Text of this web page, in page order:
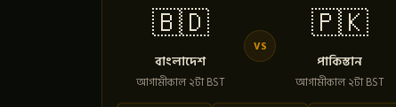
🇧🇩
বাংলাদেশ
আগামীকাল ২টা BST
VS 🇵🇰
পাকিস্তান
আগামীকাল ২টা BST